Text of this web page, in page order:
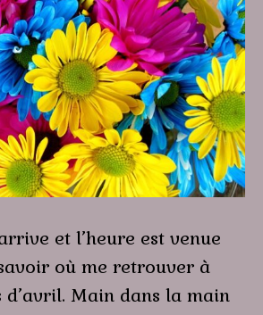
et l’heure est venue
où me retrouver à
Main dans la main